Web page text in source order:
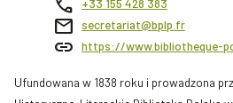
call
mail secretariat@bplp.fr
link https://www.bibliotheque-
Ufundowana w 1838 roku i prowadzona